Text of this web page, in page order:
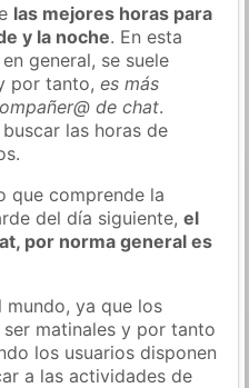
las mejores horas para
y la noche. En esta
general, se suele
por tanto,es más
de chat.
las horas de
que comprende la
del día siguiente,el
por norma general es
mundo, ya que los
matinales y por tanto
los usuarios disponen
a las actividades de